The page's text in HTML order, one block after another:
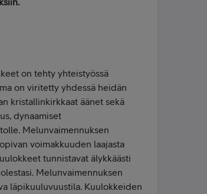
on tehty yhteistyössä
on viritetty yhdessä heidän
kristallinkirkkaat äänet sekä
dynaamiset
Melunvaimennuksen
voimakkuuden laajasta
tunnistavat älykkäästi
Melunvaimennuksen
läpikuuluvuustila. Kuulokkeiden